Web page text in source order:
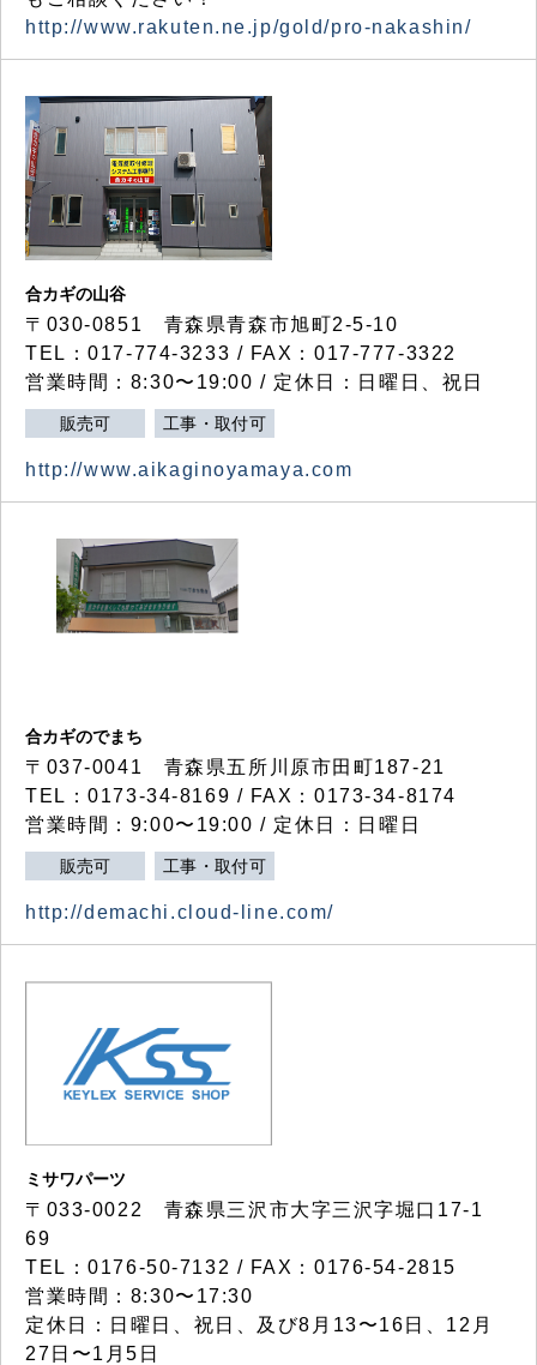
http://www.rakuten.ne.jp/gold/pro-nakashin/
合カギの山谷
〒030-0851 青森県青森市旭町2-5-10
TEL：017-774-3233 / FAX：017-777-3322
営業時間：8:30〜19:00 / 定休日：日曜日、祝日
販売可 工事・取付可
http://www.aikaginoyamaya.com
合カギのでまち
〒037-0041 青森県五所川原市田町187-21
TEL：0173-34-8169 / FAX：0173-34-8174
営業時間：9:00〜19:00 / 定休日：日曜日
販売可 工事・取付可
http://demachi.cloud-line.com/
ミサワパーツ
〒033-0022 青森県三沢市大字三沢字堀口17-1
69
TEL：0176-50-7132 / FAX：0176-54-2815
営業時間：8:30〜17:30
定休日：日曜日、祝日、及び8月13〜16日、12月
27日〜1月5日